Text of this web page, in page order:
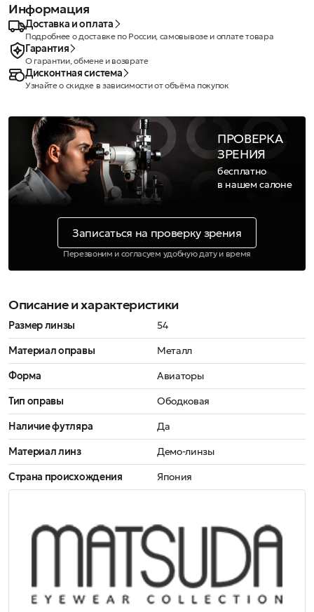
Информация
Доставка и оплата
Подробнее о доставке по России, самовывозе и оплате товара
Гарантия
О гарантии, обмене и возврате
Дисконтная система
Узнайте о скидке в зависимости от объёма покупок
ПРОВЕРКА
ЗРЕНИЯ
бесплатно
в нашем салоне
Записаться на проверку зрения
Перезвоним и согласуем удобную дату и время
Описание и характеристики
Размер линзы
54
Материал оправы
Металл
Форма
Авиаторы
Тип оправы
Ободковая
Наличие футляра
Да
Материал линз
Демо-линзы
Страна происхождения
Япония